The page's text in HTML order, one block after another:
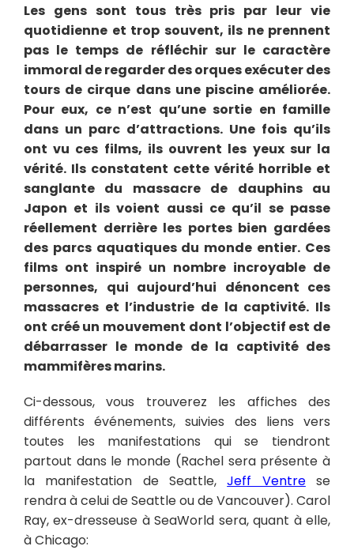
Les gens sont tous très pris par leur vie
quotidienne et trop souvent, ils ne prennent
pas le temps de réfléchir sur le caractère
immoral de regarder des orques exécuter des
tours de cirque dans une piscine améliorée.
Pour eux, ce n’est qu’une sortie en famille
dans un parc d’attractions. Une fois qu’ils
ont vu ces films, ils ouvrent les yeux sur la
vérité. Ils constatent cette vérité horrible et
sanglante du massacre de dauphins au
Japon et ils voient aussi ce qu’il se passe
réellement derrière les portes bien gardées
des parcs aquatiques du monde entier. Ces
films ont inspiré un nombre incroyable de
personnes, qui aujourd’hui dénoncent ces
massacres et l’industrie de la captivité. Ils
ont créé un mouvement dont l’objectif est de
débarrasser le monde de la captivité des
mammifères marins.
Ci-dessous, vous trouverez les affiches des
différents événements, suivies des liens vers
toutes les manifestations qui se tiendront
partout dans le monde (Rachel sera présente à
la manifestation de Seattle,Jeff Ventrese
rendra à celui de Seattle ou de Vancouver). Carol
Ray, ex-dresseuse à SeaWorld sera, quant à elle,
à Chicago: